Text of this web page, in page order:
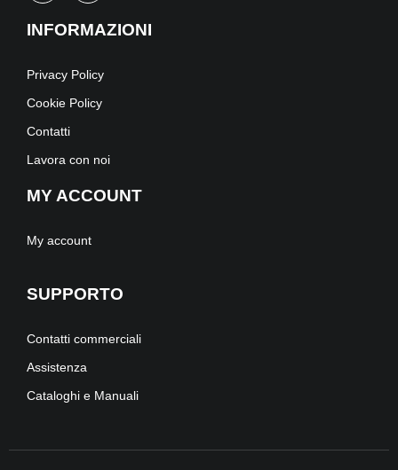
INFORMAZIONI
Privacy Policy
Cookie Policy
Contatti
Lavora con noi
MY ACCOUNT
My account
SUPPORTO
Contatti commerciali
Assistenza
Cataloghi e Manuali